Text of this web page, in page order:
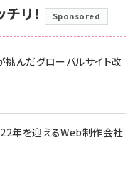
リ！ Sponsored
んだグローバルサイト改
年を迎えるWeb制作会社